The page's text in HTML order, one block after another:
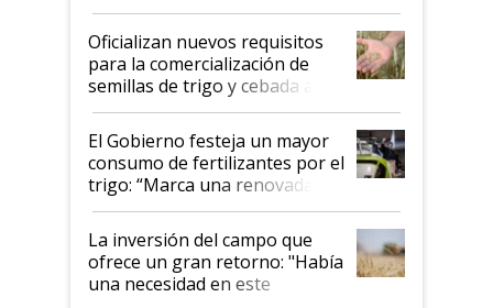
Oficializan nuevos requisitos
para la comercialización de
semillas de trigo y cebada a
granel
El Gobierno festeja un mayor
consumo de fertilizantes por el
trigo: “Marca una renovada
confianza de los productores”
La inversión del campo que
ofrece un gran retorno: "Había
una necesidad en este